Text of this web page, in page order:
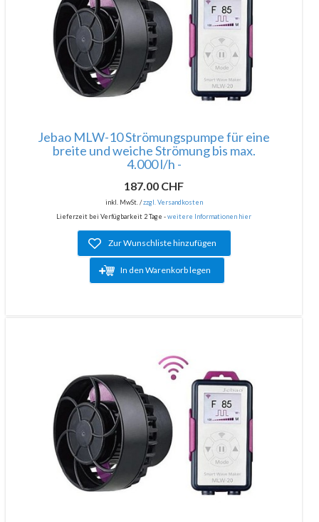
Jebao MLW-10 Strömungspumpe für eine
breite und weiche Strömung bis max.
4.000 l/h -
187.00 CHF
inkl. MwSt. /zzgl. Versandkosten
Lieferzeit bei Verfügbarkeit 2 Tage -weitere Informationen hier
Zur Wunschliste hinzufügen
In den Warenkorb legen